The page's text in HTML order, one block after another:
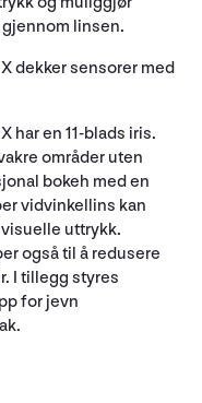
linsen.
dekker sensorer med
har en 11-blads iris.
områder uten
bokeh med en
vidvinkellins kan
uttrykk.
også til å redusere
I tillegg styres
for jevn